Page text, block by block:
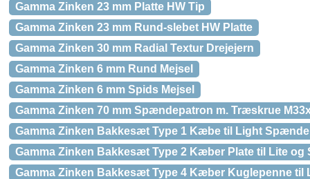
Gamma Zinken 23 mm Platte HW Tip
Gamma Zinken 23 mm Rund-slebet HW Platte
Gamma Zinken 30 mm Radial Textur Drejejern
Gamma Zinken 6 mm Rund Mejsel
Gamma Zinken 6 mm Spids Mejsel
Gamma Zinken 70 mm Spændepatron m. Træskrue
Gamma Zinken Bakkesæt Type 1 Kæbe til Light
Gamma Zinken Bakkesæt Type 2 Kæber Plate til Lite
Gamma Zinken Bakkesæt Type 4 Kæber Kuglepenne